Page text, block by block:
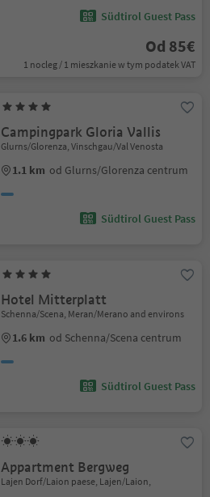
Südtirol Guest Pass
Od 85€
1 nocleg / 1 mieszkanie w tym podatek VAT
Campingpark Gloria Vallis
Glurns/Glorenza, Vinschgau/Val Venosta
1.1 km od Glurns/Glorenza centrum
Südtirol Guest Pass
Hotel Mitterplatt
Schenna/Scena, Meran/Merano and environs
1.6 km od Schenna/Scena centrum
Südtirol Guest Pass
Appartment Bergweg
Lajen Dorf/Laion paese, Lajen/Laion,